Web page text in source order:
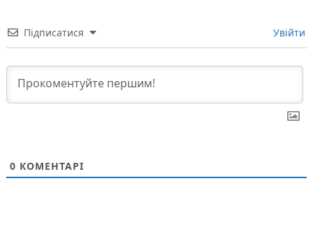
Підписатися Увійти
0 КОМЕНТАРІ